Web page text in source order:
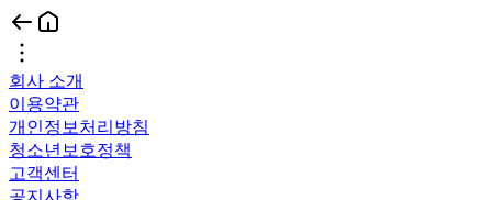
회사 소개
이용약관
개인정보처리방침
청소년보호정책
고객센터
공지사항